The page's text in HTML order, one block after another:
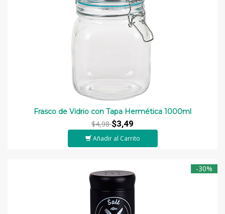
Frasco de Vidrio con Tapa Hermética 1000ml
$4,98$3,49
Añadir al Carrito
-30%